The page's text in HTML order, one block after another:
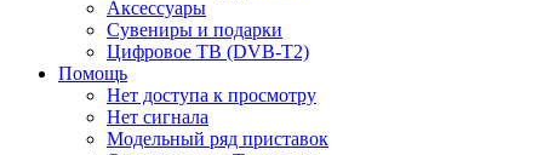
Аксессуары
Сувениры и подарки
Цифровое ТВ (DVB-T2)
Помощь
Нет доступа к просмотру
Нет сигнала
Модельный ряд приставок